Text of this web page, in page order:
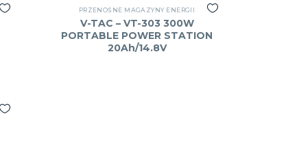
PRZENOŚNE MAGAZYNY ENERGII
V-TAC – VT-303 300W
PORTABLE POWER STATION
20Ah/14.8V